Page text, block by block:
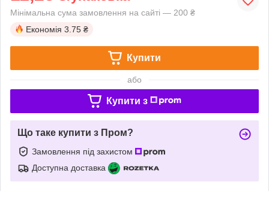
Мінімальна сума замовлення на сайті — 200 ₴
Економія 3.75 ₴
Купити
або
Купити з
Що таке купити з Пром?
Замовлення під захистом
Доступна доставка